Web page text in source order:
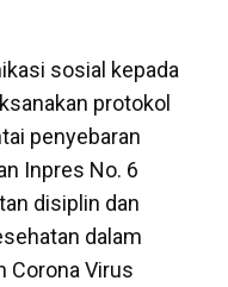
sosial kepada
protokol
penyebaran
Inpres No. 6
disiplin dan
dalam
Corona Virus